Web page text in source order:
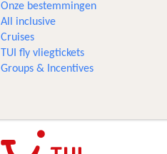
Onze bestemmingen
All inclusive
Cruises
TUI fly vliegtickets
Groups & Incentives